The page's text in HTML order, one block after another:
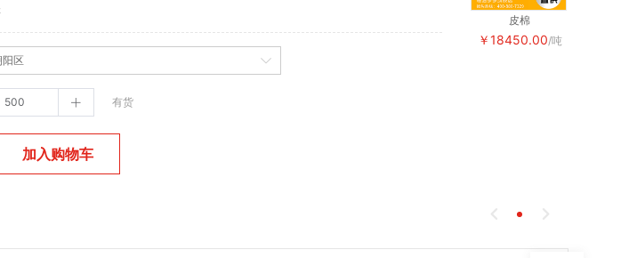
区
有货
加入购物车
皮棉
￥18450.00/吨